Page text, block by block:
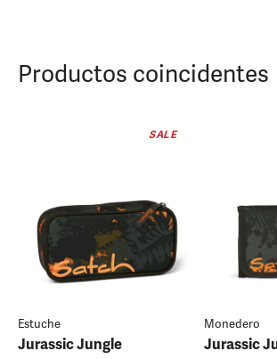
Productos coincidentes
SALE
Estuche
Jurassic Jungle
Monedero
Jurassic